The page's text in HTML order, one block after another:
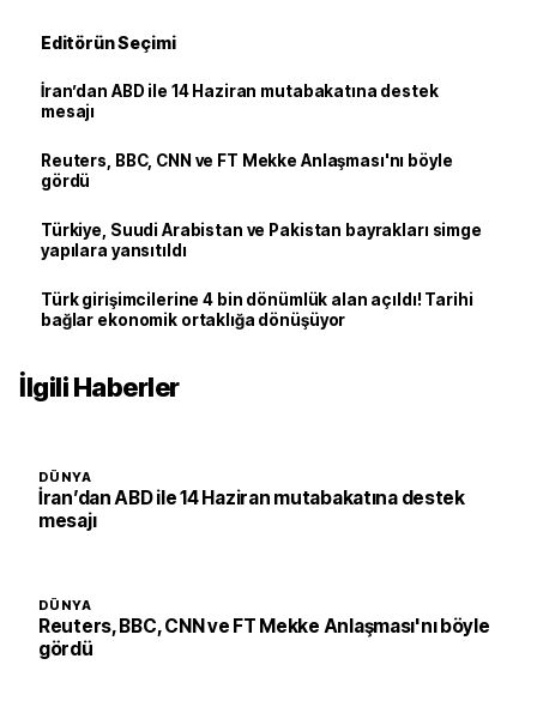
Editörün Seçimi
İran’dan ABD ile 14 Haziran mutabakatına destek
mesajı
Reuters, BBC, CNN ve FT Mekke Anlaşması'nı böyle
gördü
Türkiye, Suudi Arabistan ve Pakistan bayrakları simge
yapılara yansıtıldı
Türk girişimcilerine 4 bin dönümlük alan açıldı! Tarihi
bağlar ekonomik ortaklığa dönüşüyor
İlgili Haberler
DÜNYA
İran’dan ABD ile 14 Haziran mutabakatına destek
mesajı
DÜNYA
Reuters, BBC, CNN ve FT Mekke Anlaşması'nı böyle
gördü